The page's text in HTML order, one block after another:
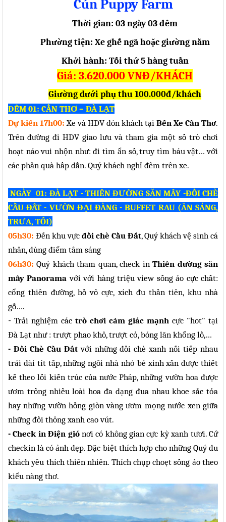
Cún Puppy Farm
Thời gian: 03 ngày 03 đêm
Phường tiện: Xe ghế ngã hoặc giường nằm
Khởi hành: Tối thứ 5 hàng tuần
Giá: 3.620.000 VNĐ/KHÁCH
Giường dưới phụ thu 100.000đ/khách
ĐÊM 01: CẦN THƠ – ĐÀ LẠT
Dự kiến 17h00:Xe và HDV đón khách tại Bến Xe Cần Thơ.
Trên đường đi HDV giao lưu và tham gia một số trò chơi
hoạt náo vui nhộn như: đi tìm ẩn số, truy tìm báu vật… với
các phần quà hấp dẫn. Quý khách nghỉ đêm trên xe.
NGÀY 01: ĐÀ LẠT - THIÊN ĐƯỜNG SĂN MÂY -ĐỒI CHÈ
CẦU ĐÂT - VƯỜN ĐẠI ĐÀNG - BUFFET RAU (ĂN SÁNG,
TRƯA, TỐI)
05h30: Đến khu vực đồi chè Cầu Đất, Quý khách vệ sinh cá
nhân, dùng điểm tâm sáng
06h30:Quý khách tham quan, check inThiên đường săn
mây Panoramavới với hàng triệu view sống ảo cực chất:
cổng thiên đường, hồ vô cực, xích đu thần tiên, khu nhà
gỗ….
- Trải nghiệm các trò chơi cảm giác mạnh cực "hot" tại
Đà Lạt như : trượt phao khô, trượt cỏ, bóng lăn khổng lồ,…
- Đồi Chè Cầu Đấtvới những đồi chè xanh nối tiếp nhau
trải dài tít tắp, những ngôi nhà nhỏ bé xinh xắn được thiết
kế theo lối kiến trúc của nước Pháp, những vườn hoa được
ươm trồng nhiều loài hoa đa dạng đua nhau khoe sắc tỏa
hay những vườn hồng giòn vàng ươm mọng nước xen giữa
những đồi thông xanh cao vút.
- Check in Điện gió nơi có không gian cực kỳ xanh tươi. Cứ
checkin là có ảnh đẹp. Đặc biệt thích hợp cho những Quý du
khách yêu thích thiên nhiên. Thích chụp choẹt sống ảo theo
kiểu nàng thơ.